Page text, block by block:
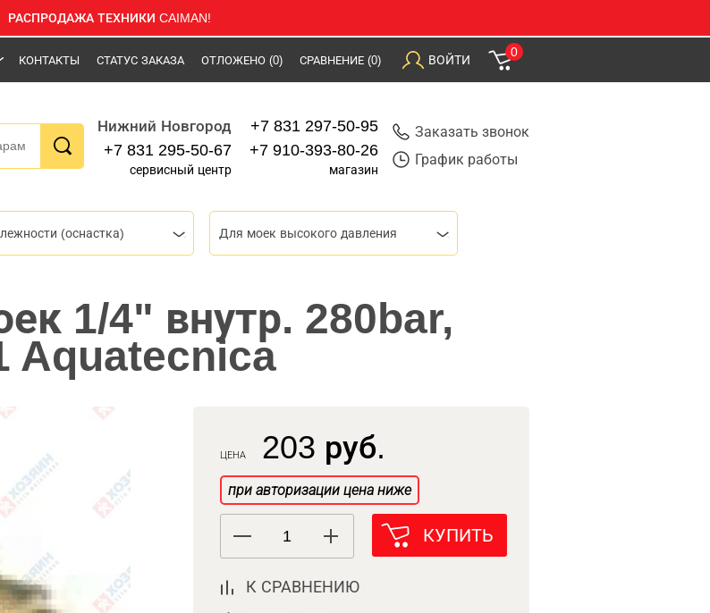
РАСПРОДАЖА ТЕХНИКИ CAIMAN!
КОНТАКТЫ СТАТУС ЗАКАЗА ОТЛОЖЕНО (0) СРАВНЕНИЕ (0) ВОЙТИ
0
Нижний Новгород
+7 831 295-50-67
сервисный центр
+7 831 297-50-95
+7 910-393-80-26
магазин
Заказать звонок
График работы
(оснастка) Для моек высокого давления
1/4" внутр. 280bar,
Aquatecnica
ЦЕНА 203 руб.
при авторизации цена ниже
КУПИТЬ
К СРАВНЕНИЮ